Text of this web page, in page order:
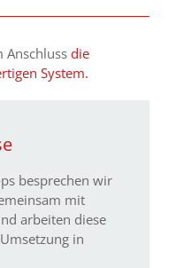
Anschluss die
System.
besprechen wir
mit
arbeiten diese
in